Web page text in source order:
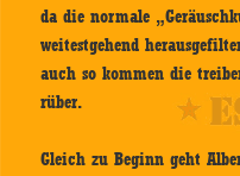
da die normale
weitestgehend
auch so kommen die
rüber.
Gleich zu Beginn geht